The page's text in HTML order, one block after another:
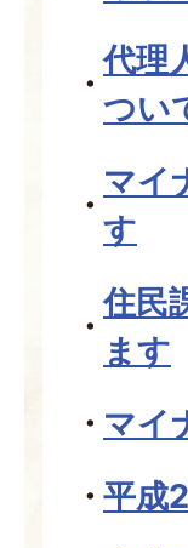
代理
つい
マイ
す
住民
ます
マイ
平成